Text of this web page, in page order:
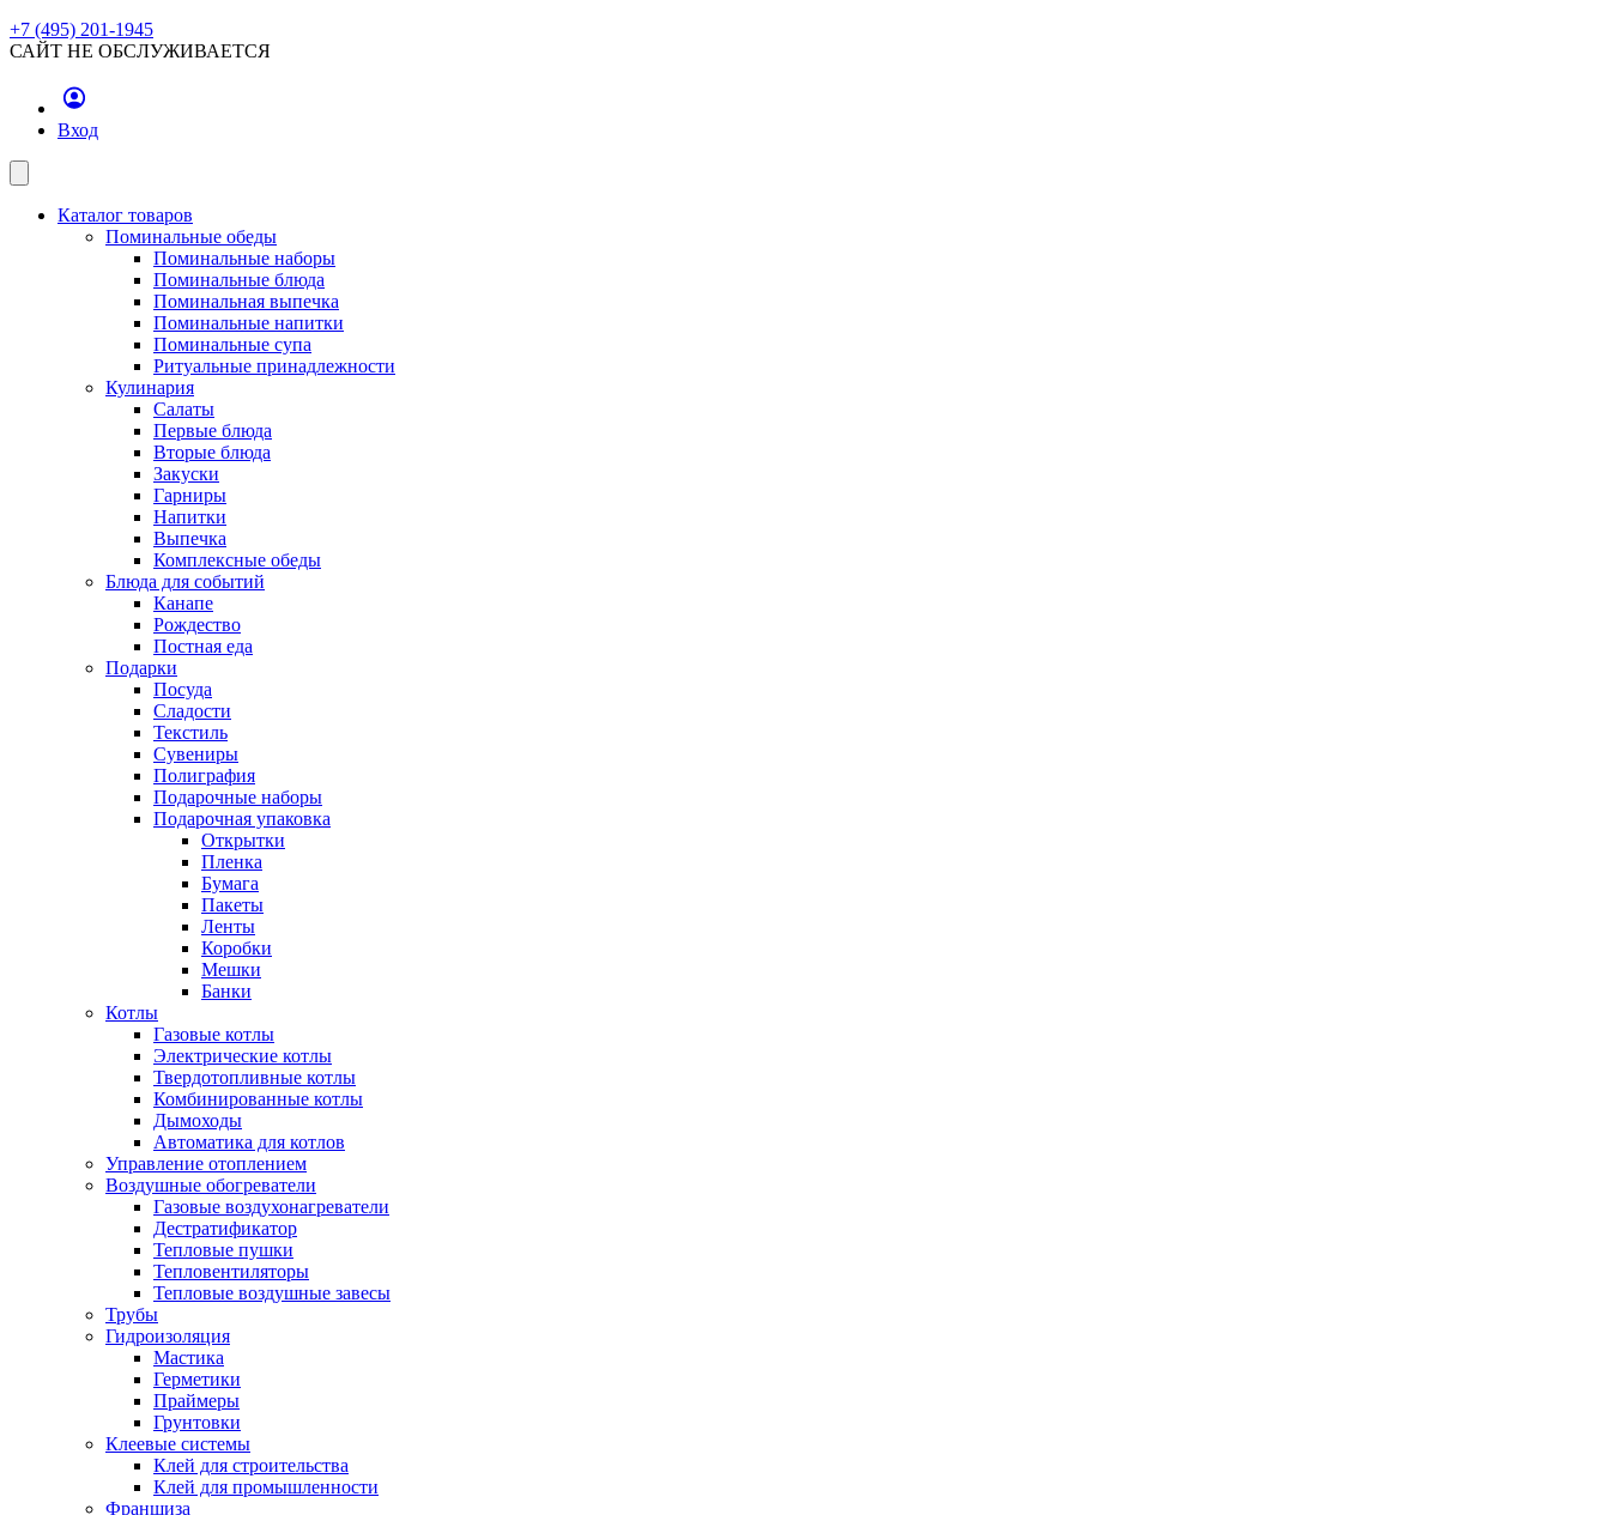
+7 (495) 201-1945
САЙТ НЕ ОБСЛУЖИВАЕТСЯ
Вход
Каталог товаров
Поминальные обеды
Поминальные наборы
Поминальные блюда
Поминальная выпечка
Поминальные напитки
Поминальные супа
Ритуальные принадлежности
Кулинария
Салаты
Первые блюда
Вторые блюда
Закуски
Гарниры
Напитки
Выпечка
Комплексные обеды
Блюда для событий
Канапе
Рождество
Постная еда
Подарки
Посуда
Сладости
Текстиль
Сувениры
Полиграфия
Подарочные наборы
Подарочная упаковка
Открытки
Пленка
Бумага
Пакеты
Ленты
Коробки
Мешки
Банки
Котлы
Газовые котлы
Электрические котлы
Твердотопливные котлы
Комбинированные котлы
Дымоходы
Автоматика для котлов
Управление отоплением
Воздушные обогреватели
Газовые воздухонагреватели
Дестратификатор
Тепловые пушки
Тепловентиляторы
Тепловые воздушные завесы
Трубы
Гидроизоляция
Мастика
Герметики
Праймеры
Грунтовки
Клеевые системы
Клей для строительства
Клей для промышленности
Франшиза